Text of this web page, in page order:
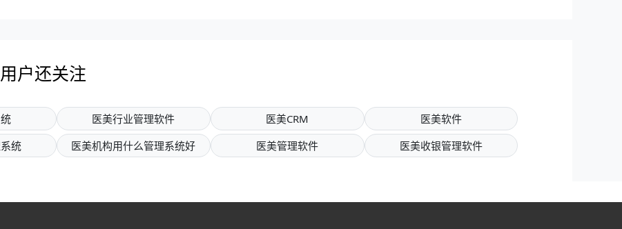
户还关注
医美行业管理软件 医美CRM
医美软件
统 医美机构用什么管理系统好 医美管理软件 医美收银管理软件